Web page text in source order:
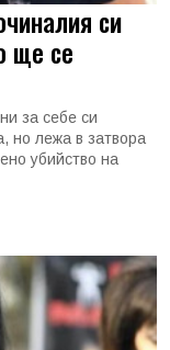
си
ще се
за себе си
но лежа в затвора
убийство на